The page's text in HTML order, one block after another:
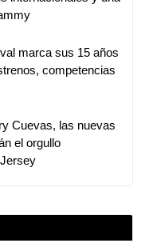
marca sus 15 años
competencias
Cuevas, las nuevas
el orgullo